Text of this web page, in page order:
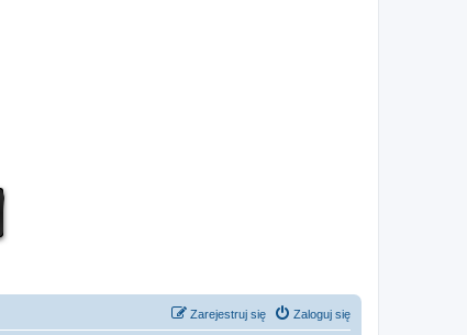
Zaloguj się
Zarejestruj się